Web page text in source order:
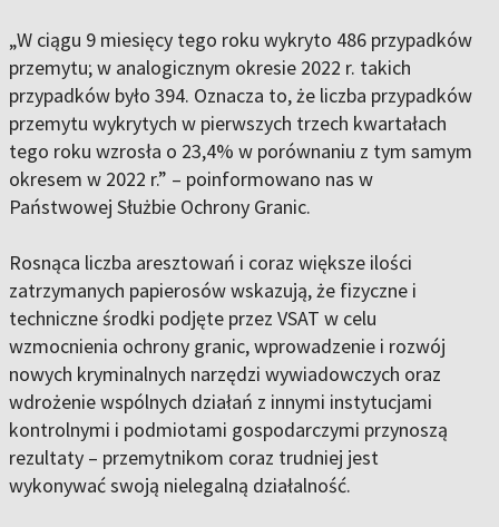
„W ciągu 9 miesięcy tego roku wykryto 486 przypadków
przemytu; w analogicznym okresie 2022 r. takich
przypadków było 394. Oznacza to, że liczba przypadków
przemytu wykrytych w pierwszych trzech kwartałach
tego roku wzrosła o 23,4% w porównaniu z tym samym
okresem w 2022 r.” – poinformowano nas w
Państwowej Służbie Ochrony Granic.
Rosnąca liczba aresztowań i coraz większe ilości
zatrzymanych papierosów wskazują, że fizyczne i
techniczne środki podjęte przez VSAT w celu
wzmocnienia ochrony granic, wprowadzenie i rozwój
nowych kryminalnych narzędzi wywiadowczych oraz
wdrożenie wspólnych działań z innymi instytucjami
kontrolnymi i podmiotami gospodarczymi przynoszą
rezultaty – przemytnikom coraz trudniej jest
wykonywać swoją nielegalną działalność.